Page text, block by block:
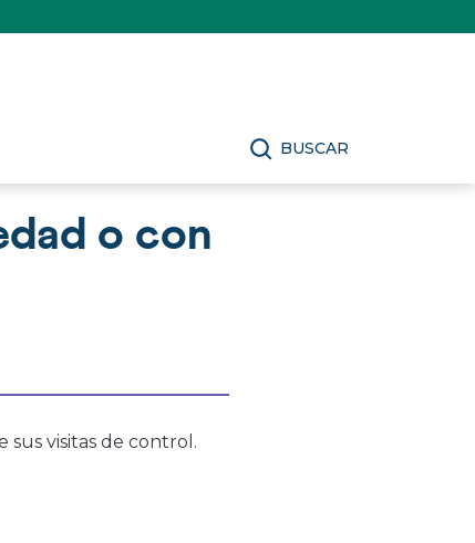
BUSCAR
o con
sus visitas de control.